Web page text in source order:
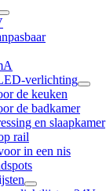
verlichting
de keuken
de badkamer
en slaapkamer
rail
in een nis